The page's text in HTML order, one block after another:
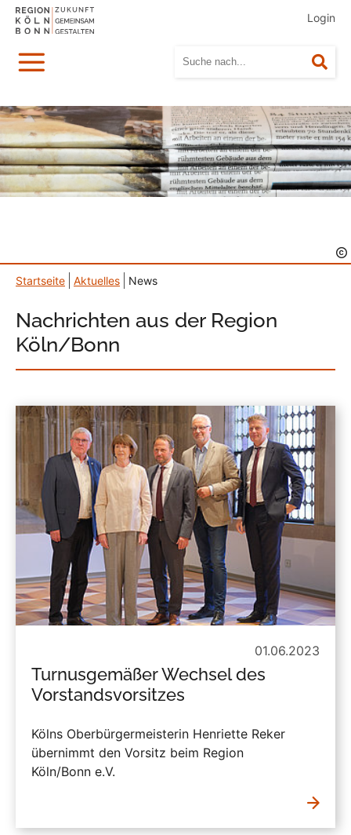
Login
Menü
Startseite Aktuelles News
Nachrichten aus der Region
Köln/Bonn
01.06.2023
Turnusgemäßer Wechsel des
Vorstandsvorsitzes
Kölns Oberbürgermeisterin Henriette Reker
übernimmt den Vorsitz beim Region
Köln/Bonn e.V.